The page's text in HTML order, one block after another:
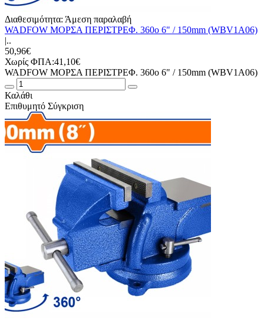
Διαθεσιμότητα: Άμεση παραλαβή
WADFOW ΜΟΡΣΑ ΠΕΡΙΣΤΡΕΦ. 360o 6" / 150mm (WBV1A06)
|..
50,96€
Χωρίς ΦΠΑ:41,10€
WADFOW ΜΟΡΣΑ ΠΕΡΙΣΤΡΕΦ. 360o 6" / 150mm (WBV1A06)
Καλάθι
Επιθυμητό Σύγκριση